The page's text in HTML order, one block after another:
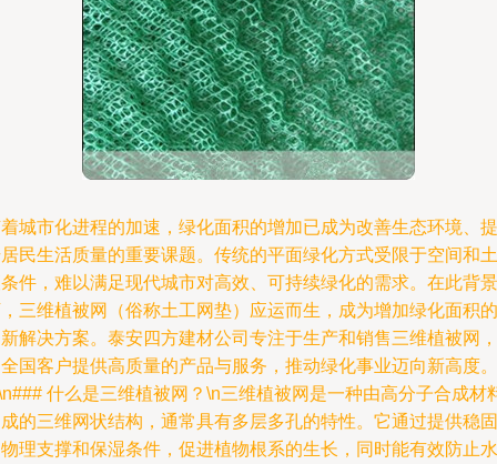
城市化进程的加速，绿化面积的增加已成为改善生态环境、提
民生活质量的重要课题。传统的平面绿化方式受限于空间和土
件，难以满足现代城市对高效、可持续绿化的需求。在此背景
三维植被网（俗称土工网垫）应运而生，成为增加绿化面积的
解决方案。泰安四方建材公司专注于生产和销售三维植被网，
国客户提供高质量的产品与服务，推动绿化事业迈向新高度。
什么是三维植被网？\n三维植被网是一种由高分子合成材
的三维网状结构，通常具有多层多孔的特性。它通过提供稳固
理支撑和保湿条件，促进植物根系的生长，同时能有效防止水